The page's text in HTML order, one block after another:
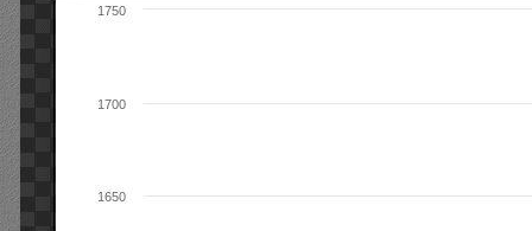
1650
1700
1750